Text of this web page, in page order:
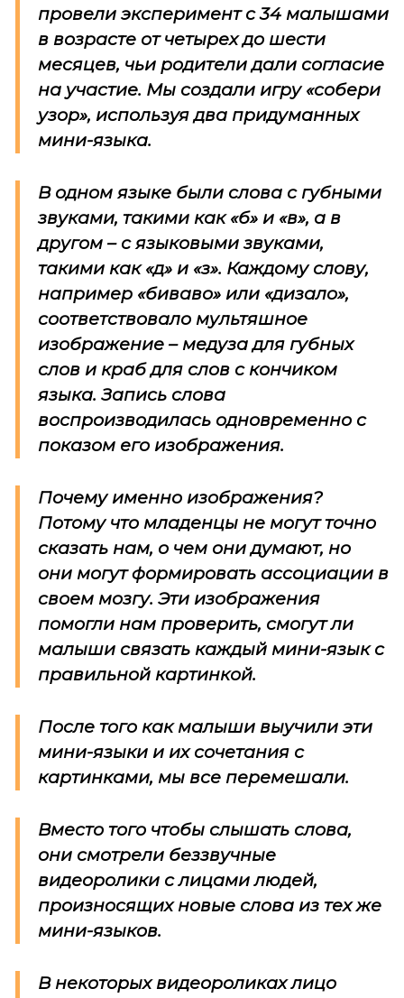
провели эксперимент с 34 малышами
в возрасте от четырех до шести
месяцев, чьи родители дали согласие
на участие. Мы создали игру «собери
узор», используя два придуманных
мини-языка.
В одном языке были слова с губными
звуками, такими как «б» и «в», а в
другом – с языковыми звуками,
такими как «д» и «з». Каждому слову,
например «биваво» или «дизало»,
соответствовало мультяшное
изображение – медуза для губных
слов и краб для слов с кончиком
языка. Запись слова
воспроизводилась одновременно с
показом его изображения.
Почему именно изображения?
Потому что младенцы не могут точно
сказать нам, о чем они думают, но
они могут формировать ассоциации в
своем мозгу. Эти изображения
помогли нам проверить, смогут ли
малыши связать каждый мини-язык с
правильной картинкой.
После того как малыши выучили эти
мини-языки и их сочетания с
картинками, мы все перемешали.
Вместо того чтобы слышать слова,
они смотрели беззвучные
видеоролики с лицами людей,
произносящих новые слова из тех же
мини-языков.
В некоторых видеороликах лицо